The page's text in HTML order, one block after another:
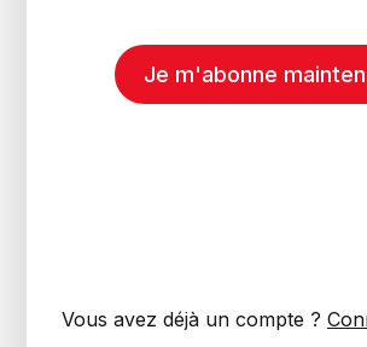
Je m'abonne
Vous avez déjà un compte ?